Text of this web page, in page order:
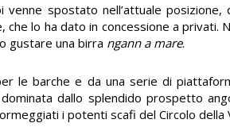
spostato nell’attuale
che lo ha dato in concessione a privati.
gustare una birra ngann a mare.
le barche e da una serie di
dominata dallo splendido prospetto
i potenti scafi del Circolo della